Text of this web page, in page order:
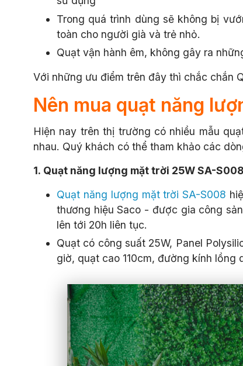
Trong quá trình dùng sẽ không bị
toàn cho người già và trẻ nhỏ.
Quạt vận hành êm, không gây ra
Với những ưu điểm trên đây thì chắc chắn
Nên mua quạt năng
Hiện nay trên thị trường có nhiều mẫu
nhau. Quý khách có thể tham khảo các
1. Quạt năng lượng mặt trời 25W SA-S008
Quạt năng lượng mặt trời SA-S008
thương hiệu Saco - được gia công
lên tới 20h liên tục.
Quạt có công suất 25W, Panel
giờ, quạt cao 110cm, đường kính